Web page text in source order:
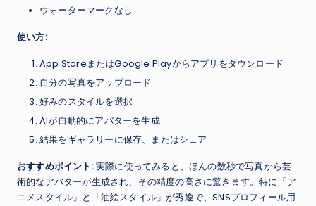
ウォーターマークなし
使い方:
App StoreまたはGoogle Playからアプリをダウンロード
自分の写真をアップロード
好みのスタイルを選択
AIが自動的にアバターを生成
結果をギャラリーに保存、またはシェア
おすすめポイント:実際に使ってみると、ほんの数秒で写真から芸
術的なアバターが生成され、その精度の高さに驚きます。特に「ア
ニメスタイル」と「油絵スタイル」が秀逸で、SNSプロフィール用